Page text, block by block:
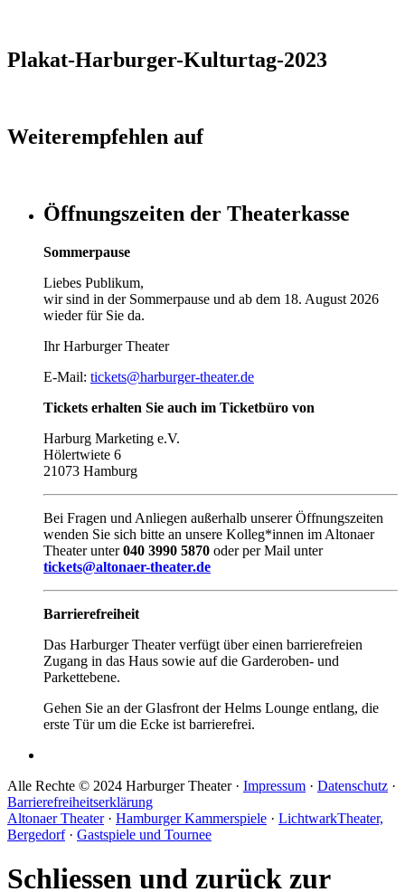
Plakat-Harburger-Kulturtag-2023
Weiterempfehlen auf
Öffnungszeiten der Theaterkasse
Sommerpause
Liebes Publikum,
wir sind in der Sommerpause und ab dem 18. August 2026
wieder für Sie da.
Ihr Harburger Theater
E-Mail: tickets@harburger-theater.de
Tickets erhalten Sie auch im Ticketbüro von
Harburg Marketing e.V.
Hölertwiete 6
21073 Hamburg
Bei Fragen und Anliegen außerhalb unserer Öffnungszeiten
wenden Sie sich bitte an unsere Kolleg*innen im Altonaer
Theater unter040 3990 5870 oder per Mail unter
tickets@altonaer-theater.de
Barrierefreiheit
Das Harburger Theater verfügt über einen barrierefreien
Zugang in das Haus sowie auf die Garderoben- und
Parkettebene.
Gehen Sie an der Glasfront der Helms Lounge entlang, die
erste Tür um die Ecke ist barrierefrei.
Alle Rechte © 2024 Harburger Theater · Impressum · Datenschutz ·
Barrierefreiheitserklärung
Altonaer Theater· Hamburger Kammerspiele · LichtwarkTheater,
Bergedorf· Gastspiele und Tournee
Schliessen und zurück zur